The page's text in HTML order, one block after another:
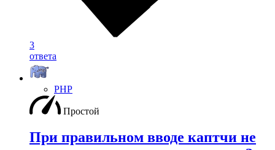
3
ответа
PHP
Простой
При правильном вводе каптчи не